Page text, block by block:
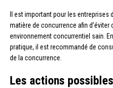
Il est important pour les
matière de concurrence afin
environnement concurrentiel sain.
pratique, il est recommandé de
de la concurrence.
Les actions